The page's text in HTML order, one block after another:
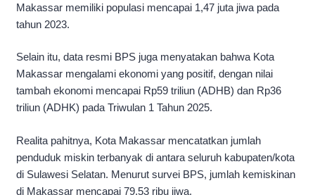
Makassar memiliki populasi mencapai 1,47 juta jiwa pada
tahun 2023.
Selain itu, data resmi BPS juga menyatakan bahwa Kota
Makassar mengalami ekonomi yang positif, dengan nilai
tambah ekonomi mencapai Rp59 triliun (ADHB) dan Rp36
triliun (ADHK) pada Triwulan 1 Tahun 2025.
Realita pahitnya, Kota Makassar mencatatkan jumlah
penduduk miskin terbanyak di antara seluruh kabupaten/kota
di Sulawesi Selatan. Menurut survei BPS, jumlah kemiskinan
di Makassar mencapai 79,53 ribu jiwa.